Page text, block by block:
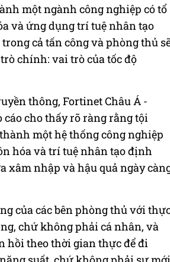
một ngành công nghiệp có tổ
và ứng dụng trí tuệ nhân tạo
cả tấn công và phòng thủ
chính: vai trò của tốc độ
thông, Fortinet Châu Á -
cho thấy rõ ràng rằng tội
một hệ thống công nghiệp
hóa và trí tuệ nhân tạo định
xâm nhập và hậu quả ngày
của các bên phòng thủ với
chứ không phải cá nhân, và
hồi theo thời gian thực để đi